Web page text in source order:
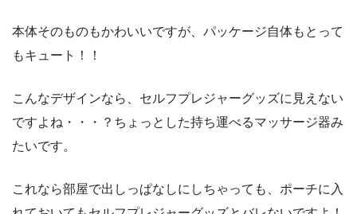
本体そのものもかわいいですが、パッケージ自体もとって
もキュート！！
こんなデザインなら、セルフプレジャーグッズに見えない
ですよね・・・？ちょっとした持ち運べるマッサージ器み
たいです。
これなら部屋で出しっぱなしにしちゃっても、ポーチに入